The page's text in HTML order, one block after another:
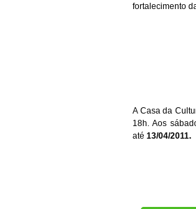
fortalecimento
A Casa da
18h. Aos
até 13/04/2011.